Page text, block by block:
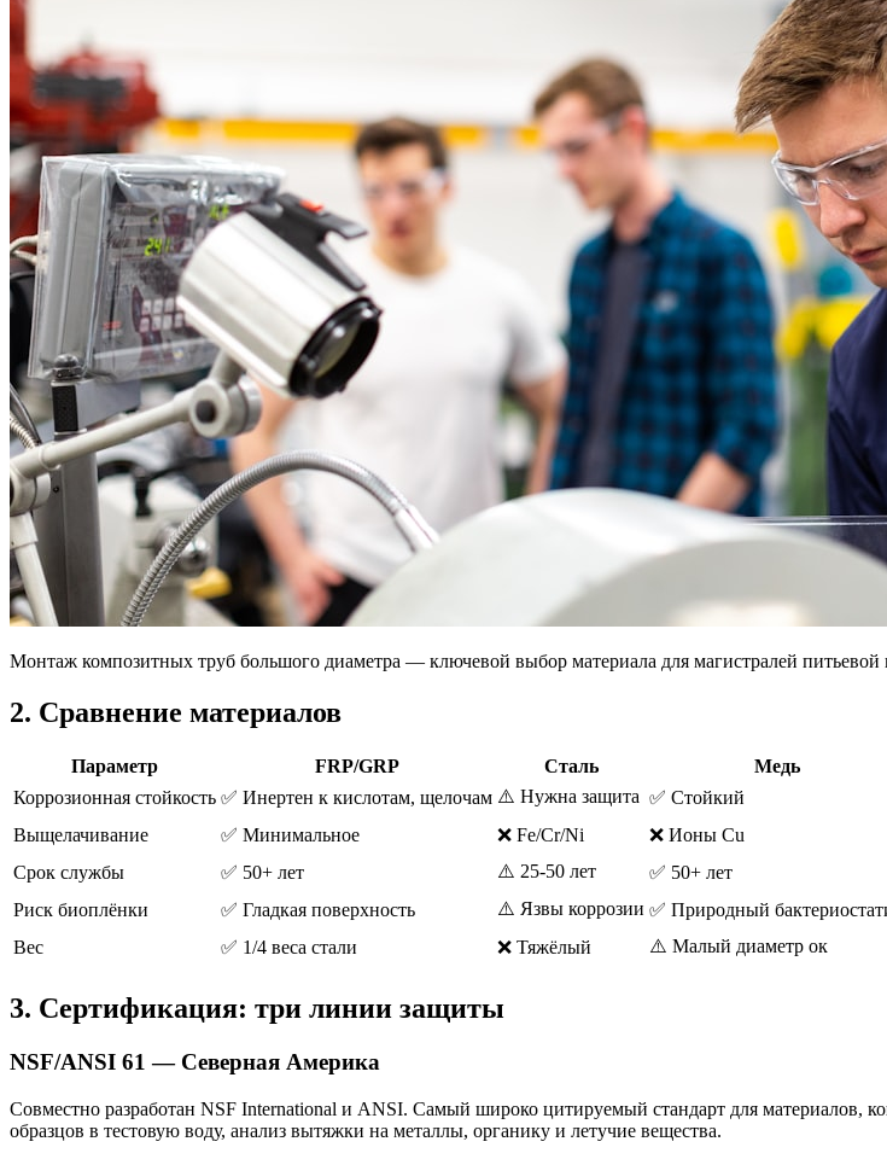
Монтаж композитных труб большого диаметра — ключевой выбор материала для магистралей питьевой
2. Сравнение материалов
Параметр FRP/GRP Сталь Медь
Коррозионная стойкость ✅ Инертен к кислотам, щелочам ⚠️ Нужна защита ✅ Стойкий
Выщелачивание
✅ Минимальное ❌ Fe/Cr/Ni ❌ Ионы Cu
Срок службы
✅ 50+ лет ⚠️ 25-50 лет ✅ 50+ лет
Риск биоплёнки
✅ Гладкая поверхность ⚠️ Язвы коррозии ✅ Природный
Вес
✅ 1/4 веса стали ❌ Тяжёлый ⚠️ Малый диаметр ок
3. Сертификация: три линии защиты
NSF/ANSI 61 — Северная Америка
Совместно разработан NSF International и ANSI. Самый широко цитируемый стандарт для
образцов в тестовую воду, анализ вытяжки на металлы, органику и летучие вещества.